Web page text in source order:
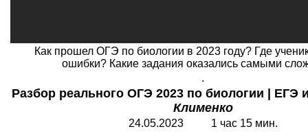
Как прошел ОГЭ по биологии в 2023 году? Где
ошибки? Какие задания оказались самыми
.
Разбор реального ОГЭ 2023 по биологии | ЕГЭ
Клименко
24.05.2023 1 час 15 мин.